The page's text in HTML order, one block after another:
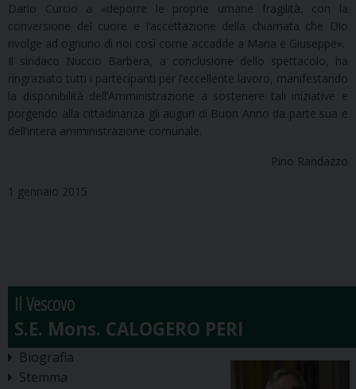
Dario Curcio a «deporre le proprie umane fragilità, con la
conversione del cuore e l’accettazione della chiamata che Dio
rivolge ad ognuno di noi così come accadde a Maria e Giuseppe».
Il sindaco Nuccio Barbera, a conclusione dello spettacolo, ha
ringraziato tutti i partecipanti per l’eccellente lavoro, manifestando
la disponibilità dell’Amministrazione a sostenere tali iniziative e
porgendo alla cittadinanza gli auguri di Buon Anno da parte sua e
dell’intera amministrazione comunale.
Pino Randazzo
1 gennaio 2015
Il Vescovo
Biografia
Stemma